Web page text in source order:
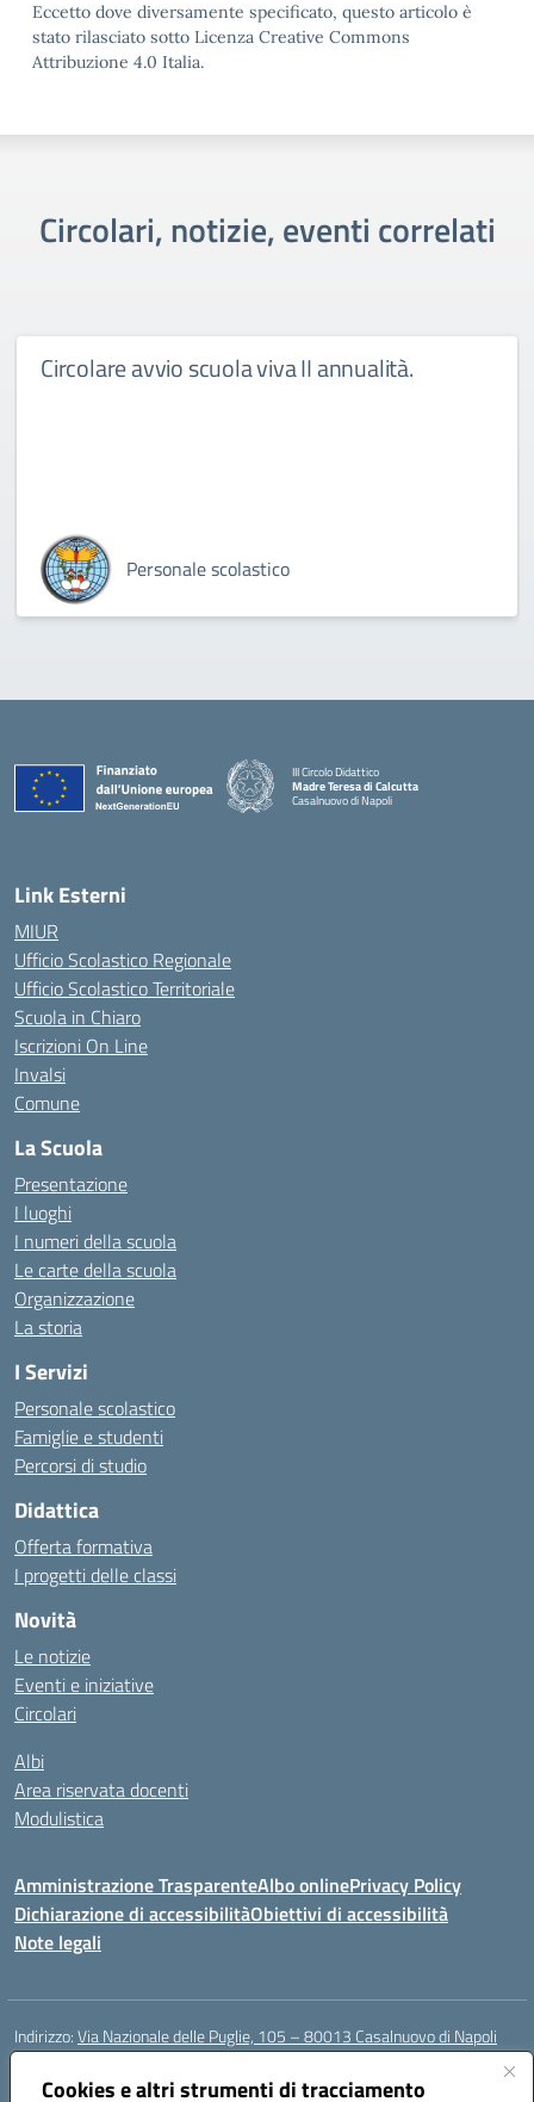
Cookies e altri strumenti di tracciamento
Eccetto dove diversamente specificato, questo articolo è
stato rilasciato sotto Licenza Creative Commons
Attribuzione 4.0 Italia.
Circolari, notizie, eventi correlati
Circolare avvio scuola viva II annualità.
Personale scolastico
III Circolo Didattico
Madre Teresa di Calcutta
Casalnuovo di Napoli
— Visita la pagina iniziale della scuola
Link Esterni
MIUR
Ufficio Scolastico Regionale
Ufficio Scolastico Territoriale
Scuola in Chiaro
Iscrizioni On Line
Invalsi
Comune
La Scuola
Presentazione
I luoghi
I numeri della scuola
Le carte della scuola
Organizzazione
La storia
I Servizi
Personale scolastico
Famiglie e studenti
Percorsi di studio
Didattica
Offerta formativa
I progetti delle classi
Novità
Le notizie
Eventi e iniziative
Circolari
Albi
Area riservata docenti
Modulistica
Amministrazione TrasparenteAlbo onlinePrivacy Policy
Dichiarazione di accessibilitàObiettivi di accessibilità
Note legali
Indirizzo:Via Nazionale delle Puglie, 105 – 80013 Casalnuovo di Napoli
Centralino:
Email:naee32300a@istruzione.it